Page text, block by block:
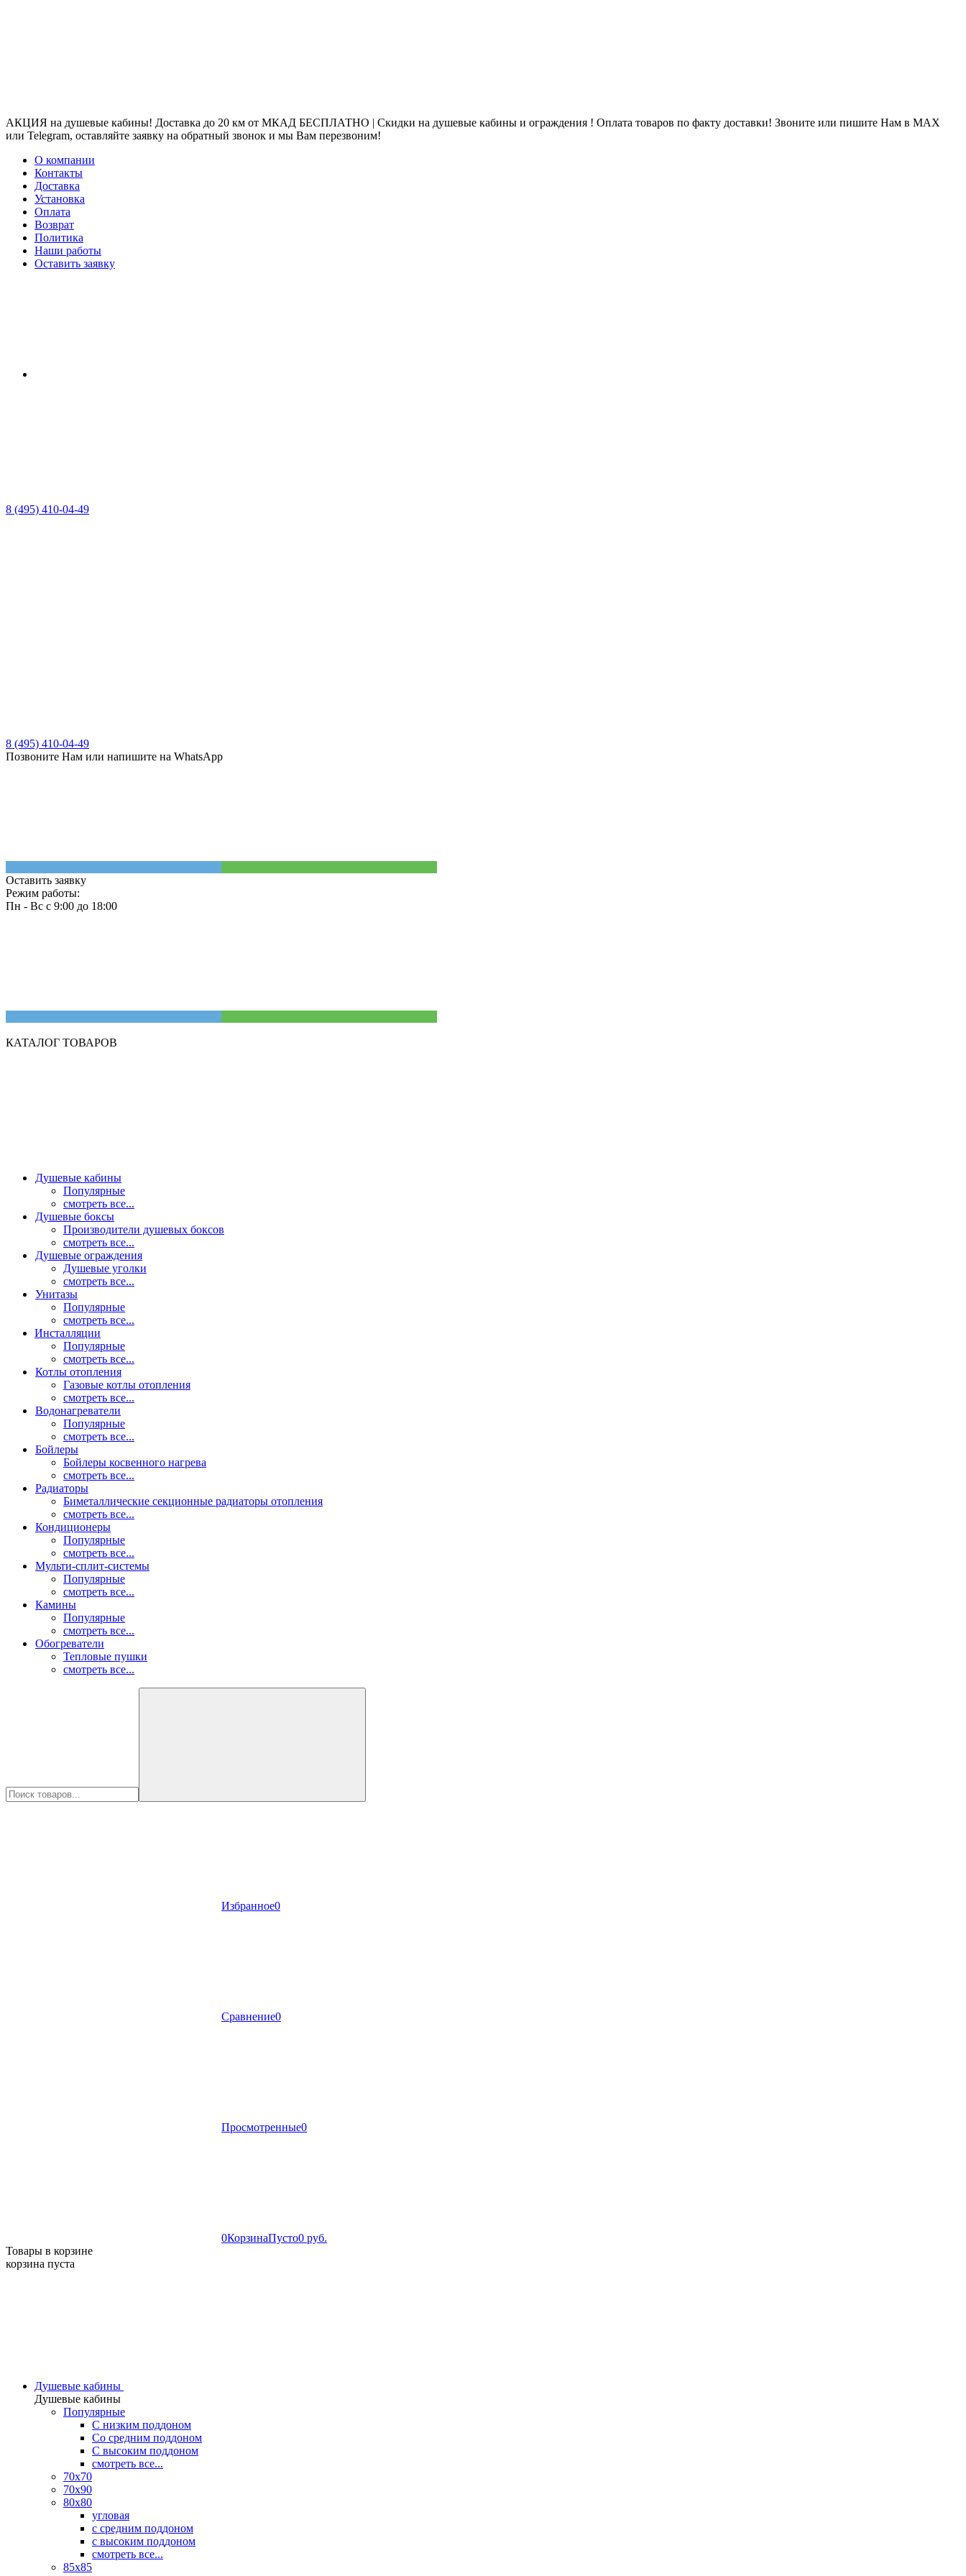
АКЦИЯ на душевые кабины! Доставка до 20 км от МКАД БЕСПЛАТНО | Скидки на душевые кабины и ограждения ! Оплата товаров по факту доставки! Звоните или пишите Нам в MAX
или Telegram, оставляйте заявку на обратный звонок и мы Вам перезвоним!
О компании
Контакты
Доставка
Установка
Оплата
Возврат
Политика
Наши работы
Оставить заявку
8 (495) 410-04-49
8 (495) 410-04-49
Позвоните Нам или напишите на WhatsApp
Оставить заявку
Режим работы:
Пн - Вс с 9:00 до 18:00
КАТАЛОГ ТОВАРОВ
Душевые кабины
Популярные
смотреть все...
Душевые боксы
Производители душевых боксов
смотреть все...
Душевые ограждения
Душевые уголки
смотреть все...
Унитазы
Популярные
смотреть все...
Инсталляции
Популярные
смотреть все...
Котлы отопления
Газовые котлы отопления
смотреть все...
Водонагреватели
Популярные
смотреть все...
Бойлеры
Бойлеры косвенного нагрева
смотреть все...
Радиаторы
Биметаллические секционные радиаторы отопления
смотреть все...
Кондиционеры
Популярные
смотреть все...
Мульти-сплит-системы
Популярные
смотреть все...
Камины
Популярные
смотреть все...
Обогреватели
Тепловые пушки
смотреть все...
Избранное0
Сравнение0
Просмотренные0
0КорзинаПусто0 руб.
Товары в корзине
корзина пуста
Душевые кабины
Душевые кабины
Популярные
C низким поддоном
Со средним поддоном
С высоким поддоном
смотреть все...
70х70
70х90
80х80
угловая
с средним поддоном
с высоким поддоном
смотреть все...
85х85